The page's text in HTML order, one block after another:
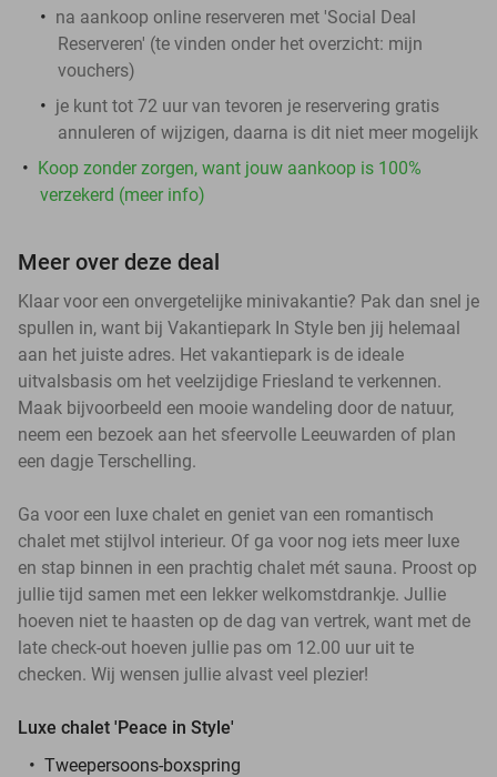
na aankoop online reserveren met 'Social Deal
Reserveren' (te vinden onder het overzicht: mijn
vouchers)
je kunt tot 72 uur van tevoren je reservering gratis
annuleren of wijzigen, daarna is dit niet meer mogelijk
Koop zonder zorgen, want jouw aankoop is 100%
verzekerd (meer info)
Meer over deze deal
Klaar voor een onvergetelijke minivakantie? Pak dan snel je
spullen in, want bij Vakantiepark In Style ben jij helemaal
aan het juiste adres. Het vakantiepark is de ideale
uitvalsbasis om het veelzijdige Friesland te verkennen.
Maak bijvoorbeeld een mooie wandeling door de natuur,
neem een bezoek aan het sfeervolle Leeuwarden of plan
een dagje Terschelling.
Ga voor een luxe chalet en geniet van een romantisch
chalet met stijlvol interieur. Of ga voor nog iets meer luxe
en stap binnen in een prachtig chalet mét sauna. Proost op
jullie tijd samen met een lekker welkomstdrankje. Jullie
hoeven niet te haasten op de dag van vertrek, want met de
late check-out hoeven jullie pas om 12.00 uur uit te
checken. Wij wensen jullie alvast veel plezier!
Luxe chalet 'Peace in Style'
Tweepersoons-boxspring